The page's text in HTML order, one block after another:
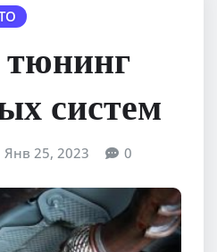
тюнинг
систем
Янв 25, 2023 0